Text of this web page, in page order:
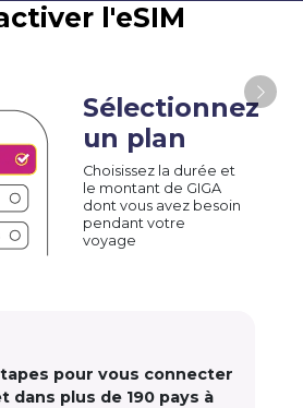
l'eSIM
Sélectionnez
un plan
Choisissez la durée et
le montant de GIGA
dont vous avez besoin
pendant votre
voyage
pour vous connecter
dans plus de 190 pays à